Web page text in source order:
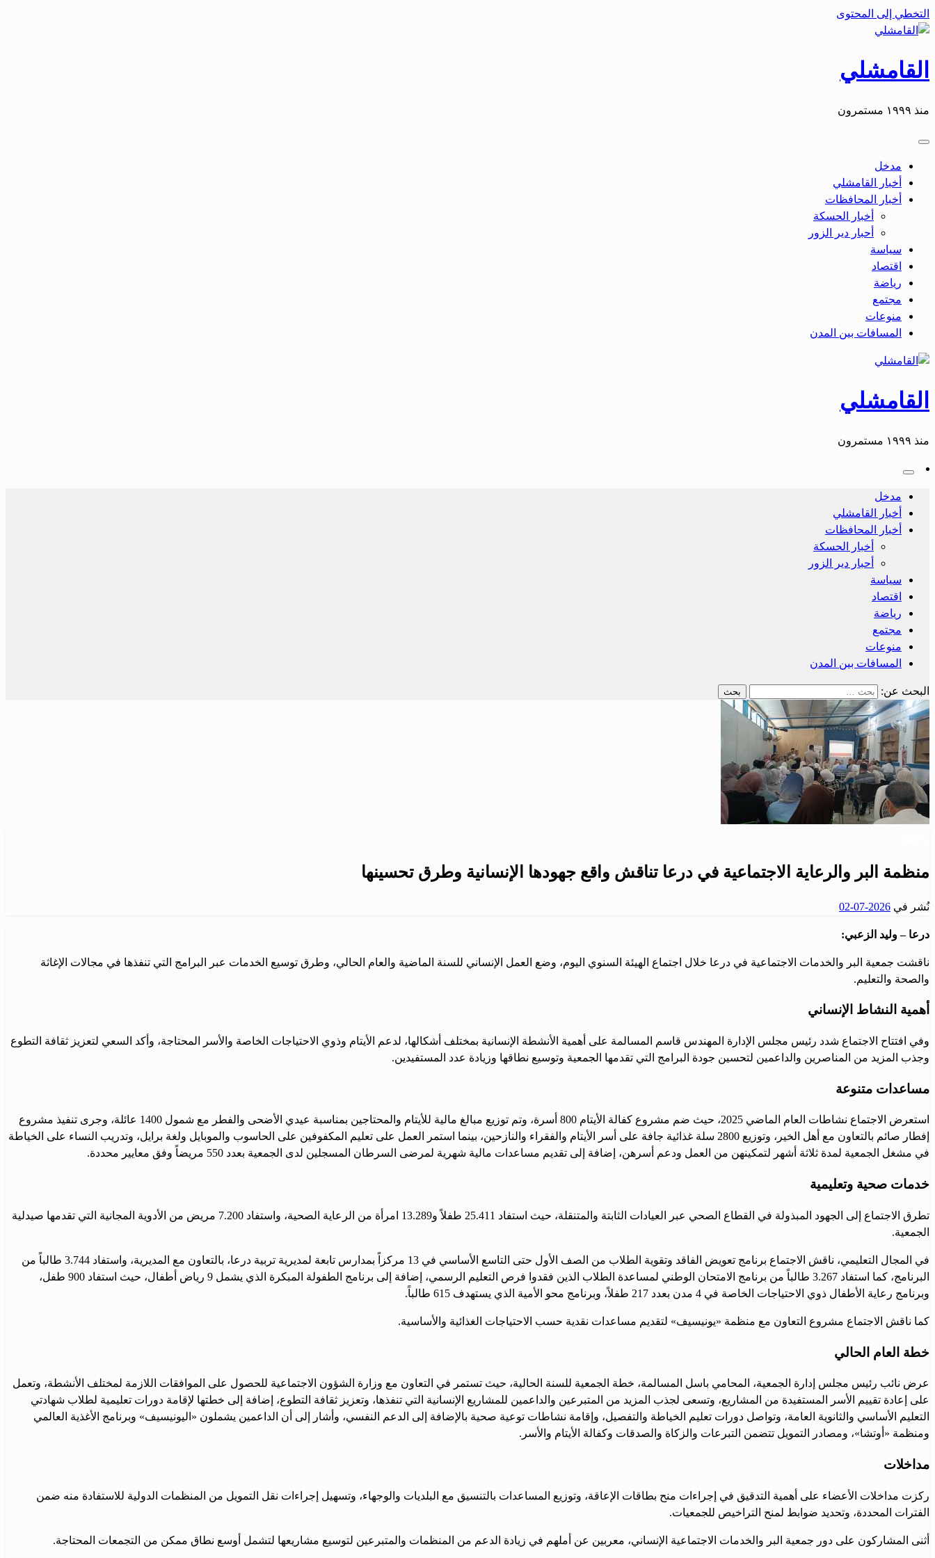
التخطي إلى المحتوى
القامشلي
منذ ١٩٩٩ مستمرون
مدخل
أخبار القامشلي
أخبار المحافظات
أخبار الحسكة
أحبار دير الزور
سياسة
اقتصاد
رياضة
مجتمع
منوعات
المسافات بين المدن
القامشلي
منذ ١٩٩٩ مستمرون
مدخل
أخبار القامشلي
أخبار المحافظات
أخبار الحسكة
أحبار دير الزور
سياسة
اقتصاد
رياضة
مجتمع
منوعات
المسافات بين المدن
البحث عن:
منظمة البر والرعاية الاجتماعية في درعا تناقش واقع جهودها الإنسانية وطرق تحسينها
نُشر في 2026-07-02
درعا – وليد الزعبي:
ناقشت جمعية البر والخدمات الاجتماعية في درعا خلال اجتماع الهيئة السنوي اليوم، وضع العمل الإنساني للسنة الماضية والعام الحالي، وطرق توسيع الخدمات عبر البرامج التي تنفذها في مجالات الإغاثة
والصحة والتعليم.
أهمية النشاط الإنساني
وفي افتتاح الاجتماع شدد رئيس مجلس الإدارة المهندس قاسم المسالمة على أهمية الأنشطة الإنسانية بمختلف أشكالها، لدعم الأيتام وذوي الاحتياجات الخاصة والأسر المحتاجة، وأكد السعي لتعزيز ثقافة التطوع
وجذب المزيد من المناصرين والداعمين لتحسين جودة البرامج التي تقدمها الجمعية وتوسيع نطاقها وزيادة عدد المستفيدين.
مساعدات متنوعة
استعرض الاجتماع نشاطات العام الماضي 2025، حيث ضم مشروع كفالة الأيتام 800 أسرة، وتم توزيع مبالغ مالية للأيتام والمحتاجين بمناسبة عيدي الأضحى والفطر مع شمول 1400 عائلة، وجرى تنفيذ مشروع
إفطار صائم بالتعاون مع أهل الخير، وتوزيع 2800 سلة غذائية جافة على أسر الأيتام والفقراء والنازحين، بينما استمر العمل على تعليم المكفوفين على الحاسوب والموبايل ولغة برايل، وتدريب النساء على الخياطة
في مشغل الجمعية لمدة ثلاثة أشهر لتمكينهن من العمل ودعم أسرهن، إضافة إلى تقديم مساعدات مالية شهرية لمرضى السرطان المسجلين لدى الجمعية بعدد 550 مريضاً وفق معايير محددة.
خدمات صحية وتعليمية
تطرق الاجتماع إلى الجهود المبذولة في القطاع الصحي عبر العيادات الثابتة والمتنقلة، حيث استفاد 25.411 طفلاً و13.289 امرأة من الرعاية الصحية، واستفاد 7.200 مريض من الأدوية المجانية التي تقدمها صيدلية
الجمعية.
في المجال التعليمي، ناقش الاجتماع برنامج تعويض الفاقد وتقوية الطلاب من الصف الأول حتى التاسع الأساسي في 13 مركزاً بمدارس تابعة لمديرية تربية درعا، بالتعاون مع المديرية، واستفاد 3.744 طالباً من
البرنامج، كما استفاد 3.267 طالباً من برنامج الامتحان الوطني لمساعدة الطلاب الذين فقدوا فرص التعليم الرسمي، إضافة إلى برنامج الطفولة المبكرة الذي يشمل 9 رياض أطفال، حيث استفاد 900 طفل،
وبرنامج رعاية الأطفال ذوي الاحتياجات الخاصة في 4 مدن بعدد 217 طفلاً، وبرنامج محو الأمية الذي يستهدف 615 طالباً.
كما ناقش الاجتماع مشروع التعاون مع منظمة «يونيسيف» لتقديم مساعدات نقدية حسب الاحتياجات الغذائية والأساسية.
خطة العام الحالي
عرض نائب رئيس مجلس إدارة الجمعية، المحامي باسل المسالمة، خطة الجمعية للسنة الحالية، حيث تستمر في التعاون مع وزارة الشؤون الاجتماعية للحصول على الموافقات اللازمة لمختلف الأنشطة، وتعمل
على إعادة تقييم الأسر المستفيدة من المشاريع، وتسعى لجذب المزيد من المتبرعين والداعمين للمشاريع الإنسانية التي تنفذها، وتعزيز ثقافة التطوع، إضافة إلى خطتها لإقامة دورات تعليمية لطلاب شهادتي
التعليم الأساسي والثانوية العامة، وتواصل دورات تعليم الخياطة والتفصيل، وإقامة نشاطات توعية صحية بالإضافة إلى الدعم النفسي، وأشار إلى أن الداعمين يشملون «اليونيسيف» وبرنامج الأغذية العالمي
ومنظمة «أوتشا»، ومصادر التمويل تتضمن التبرعات والزكاة والصدقات وكفالة الأيتام والأسر.
مداخلات
ركزت مداخلات الأعضاء على أهمية التدقيق في إجراءات منح بطاقات الإعاقة، وتوزيع المساعدات بالتنسيق مع البلديات والوجهاء، وتسهيل إجراءات نقل التمويل من المنظمات الدولية للاستفادة منه ضمن
الفترات المحددة، وتحديد ضوابط لمنح التراخيص للجمعيات.
أثنى المشاركون على دور جمعية البر والخدمات الاجتماعية الإنساني، معربين عن أملهم في زيادة الدعم من المنظمات والمتبرعين لتوسيع مشاريعها لتشمل أوسع نطاق ممكن من التجمعات المحتاجة.